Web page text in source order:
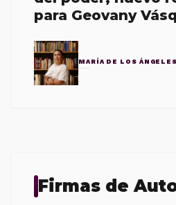
para Geovany
MARÍA DE LOS
Firmas de